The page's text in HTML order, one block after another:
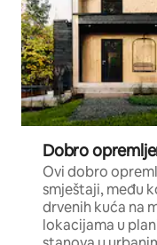
Dobro
Ovi dobro
smještaji, među
drvenih kuća na
lokacijama u